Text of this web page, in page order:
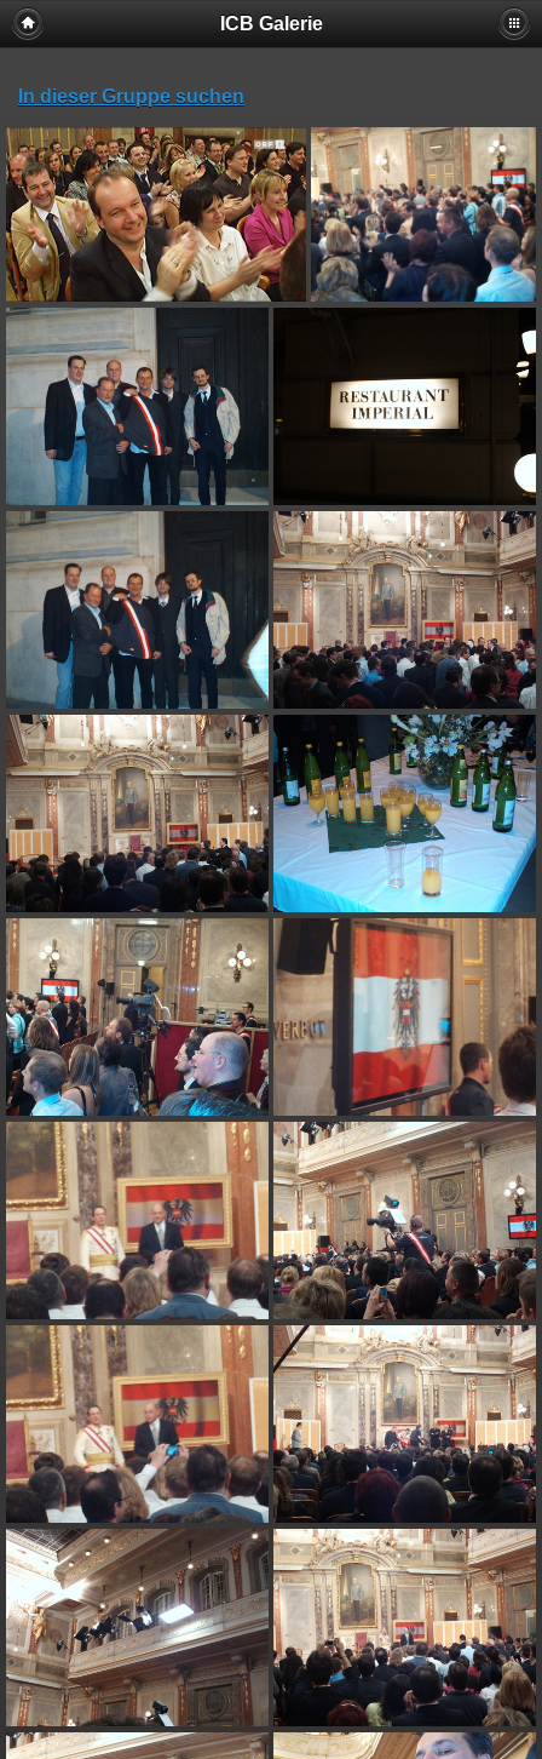
ICB Galerie
In dieser Gruppe suchen